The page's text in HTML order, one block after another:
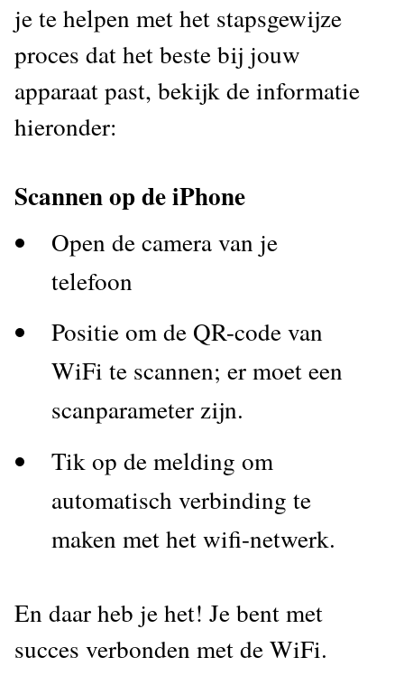
je te helpen met het stapsgewijze
proces dat het beste bij jouw
apparaat past, bekijk de informatie
hieronder:
Scannen op de iPhone
Open de camera van je
telefoon
Positie om de QR-code van
WiFi te scannen; er moet een
scanparameter zijn.
Tik op de melding om
automatisch verbinding te
maken met het wifi-netwerk.
En daar heb je het! Je bent met
succes verbonden met de WiFi.